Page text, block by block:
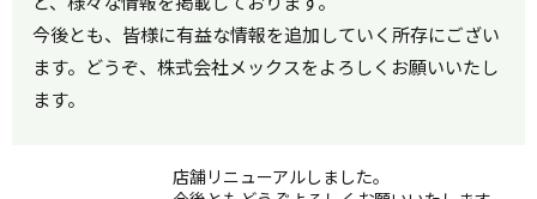
今後とも、皆様に有益な情報を追加していく所存にござい
ます。どうぞ、株式会社メックスをよろしくお願いいたし
ます。
店舗リニューアルしました。